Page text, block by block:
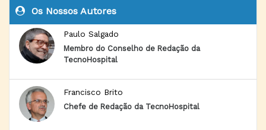
Os Nossos Autores
Paulo Salgado
Membro do Conselho de Redação da
TecnoHospital
Francisco Brito
Chefe de Redação da TecnoHospital